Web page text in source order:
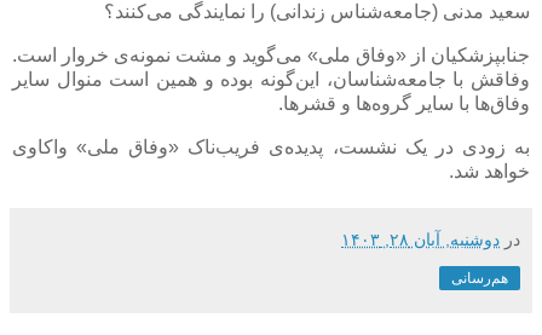
سعید مدنی (جامعه‌شناس زندانی) را نمایندگی می‌کنند؟
جنابپزشکیان از «وفاق ملی» می‌گوید و مشت نمونه‌ی خروار است.
وفاقش با جامعه‌شناسان، این‌گونه بوده و همین است منوال سایر
وفاق‌ها با سایر گروه‌ها و قشرها.
به زودی در یک نشست، پدیده‌ی فریب‌ناک «وفاق ملی» واکاوی
خواهد شد.
در دوشنبه, آبان ۲۸, ۱۴۰۳
هم‌رسانی